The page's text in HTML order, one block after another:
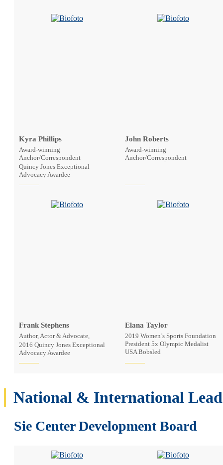
Kyra Phillips
Award-winning
Anchor/Correspondent
Quincy Jones Exceptional
Advocacy Awardee
John Roberts
Award-winning
Anchor/Correspondent
Frank Stephens
Author, Actor & Advocate,
2016 Quincy Jones Exceptional
Advocacy Awardee
Elana Taylor
2019 Women’s Sports Foundation
President 5x Olympic Medalist
USA Bobsled
National & International
Sie Center Development Board